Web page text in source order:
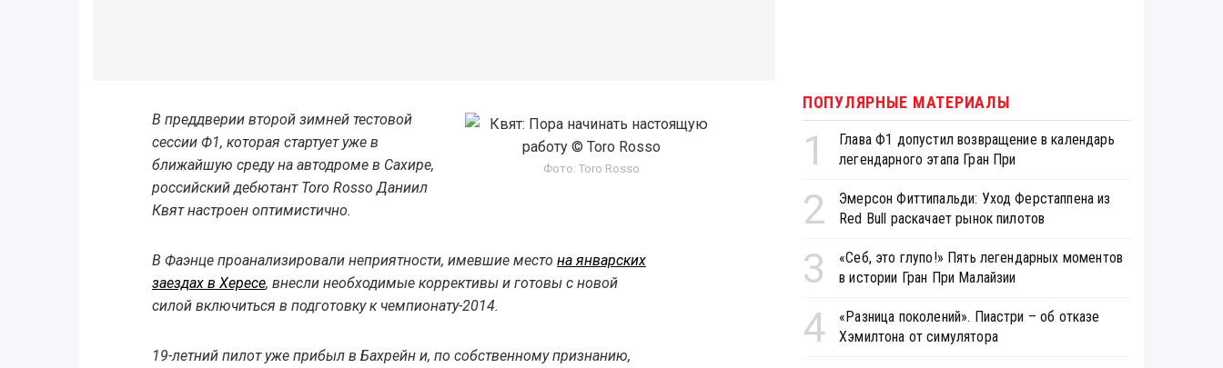
Фото: Toro Rosso
В преддверии второй зимней тестовой
сессии Ф1, которая стартует уже в
ближайшую среду на автодроме в Сахире,
российский дебютант Toro Rosso Даниил
Квят настроен оптимистично.
В Фаэнце проанализировали неприятности, имевшие место на январских
заездах в Хересе, внесли необходимые коррективы и готовы с новой
силой включиться в подготовку к чемпионату-2014.
19-летний пилот уже прибыл в Бахрейн и, по собственному признанию,
ПОПУЛЯРНЫЕ МАТЕРИАЛЫ
1
Глава Ф1 допустил возвращение в календарь
легендарного этапа Гран При
2
Эмерсон Фиттипальди: Уход Ферстаппена из
Red Bull раскачает рынок пилотов
3
«Себ, это глупо!» Пять легендарных моментов
в истории Гран При Малайзии
4
«Разница поколений». Пиастри – об отказе
Хэмилтона от симулятора